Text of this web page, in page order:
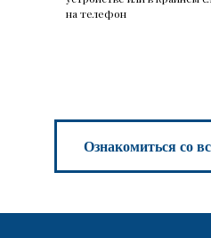
на телефон
Ознакомиться со